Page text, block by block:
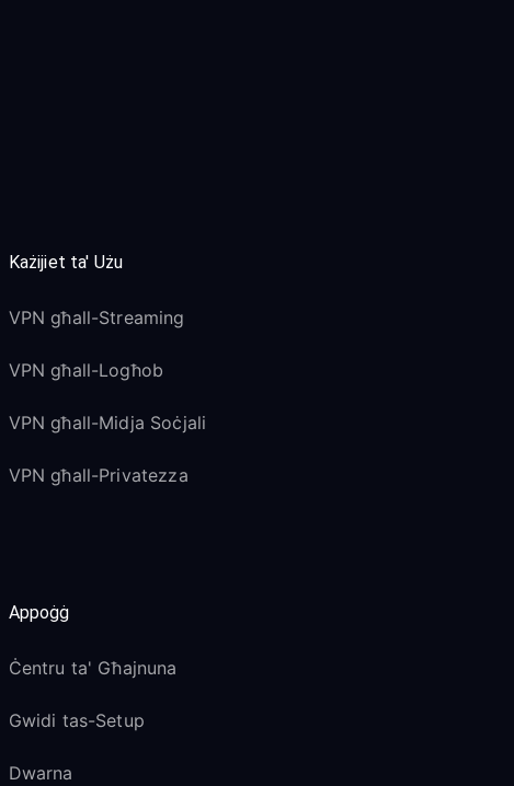
Każijiet ta' Użu
VPN għall-Streaming
VPN għall-Logħob
VPN għall-Midja Soċjali
VPN għall-Privatezza
Appoġġ
Ċentru ta' Għajnuna
Gwidi tas-Setup
Dwarna